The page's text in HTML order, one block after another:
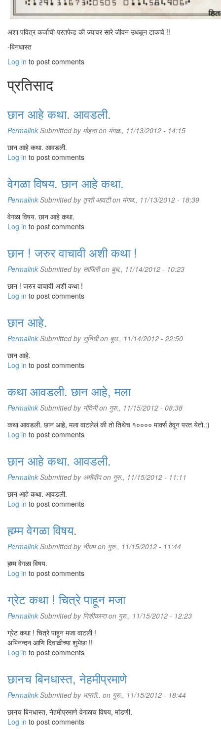
अशा पवित्र कर्जाची परतफेड की ज्यावर सारे जीवन उधळून टाकावे !!
-बिनधास्त
Log in to post comments
प्रतिसाद
छान आहे कथा. आवडली.
Permalink Submitted by मोहनाon मंगळ., 11/13/2012 - 14:15
छान आहे कथा. आवडली.
Log in to post comments
वेगळा विषय. छान आहे कथा.
Permalink Submitted by तृप्ती आवटीon मंगळ., 11/13/2012 - 18:39
वेगळा विषय. छान आहे कथा.
Log in to post comments
छान ! जरुर वाचावी अशी कथा !
Permalink Submitted by साजिरीon बुध., 11/14/2012 - 10:23
छान ! जरुर वाचावी अशी कथा !
Log in to post comments
छान आहे.
Permalink Submitted by सुनिधीon बुध., 11/14/2012 - 22:50
छान आहे.
Log in to post comments
कथा आवडली. छान आहे, मला
Permalink Submitted by नंदिनीon गुरु., 11/15/2012 - 08:38
कथा आवडली. छान आहे, मला वाटलेलं की तो तिथेच १०००० मार्क्स ठेवून परत येतो.:)
Log in to post comments
छान आहे कथा. आवडली.
Permalink Submitted by अमीदीपon गुरु., 11/15/2012 - 11:11
छान आहे कथा. आवडली.
Log in to post comments
ह्म्म्म वेगळा विषय.
Permalink Submitted by नीधपon गुरु., 11/15/2012 - 11:44
ह्म्म्म वेगळा विषय.
Log in to post comments
ग्रेट कथा ! चित्रे पाहून मजा
Permalink Submitted by निशीकान्तon गुरु., 11/15/2012 - 12:23
ग्रेट कथा ! चित्रे पाहून मजा वाटली !
अभिनन्दन आणि दिवाळीच्या शुभेछा !!
Log in to post comments
छानच बिनधास्त, नेहमीप्रमाणे
Permalink Submitted by भारती.. on गुरु., 11/15/2012 - 18:44
छानच बिनधास्त, नेहमीप्रमाणे वेगळाच विषय, मांडणी.
Log in to post comments